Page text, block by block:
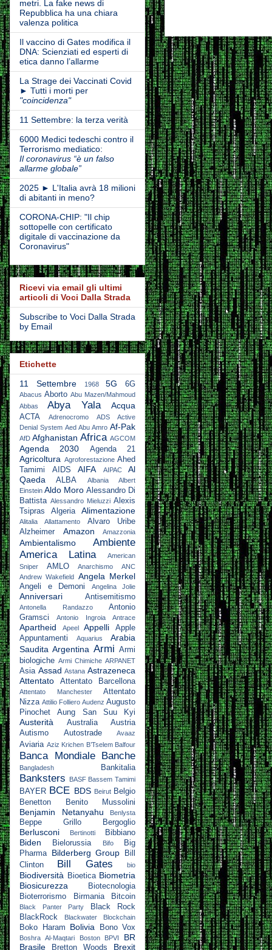
metri. La fake news di
Repubblica ha una chiara
valenza politica
Il vaccino di Gates modifica il
DNA: Scienziati ed esperti di
etica danno l’allarme
La Strage dei Vaccinati Covid
► Tutti i morti per
"coincidenza"
11 Settembre: la terza verità
6000 Medici tedeschi contro il
Terrorismo mediatico:
Il coronavirus “è un falso
allarme globale”
2025 ► L'Italia avrà 18 milioni
di abitanti in meno?
CORONA-CHIP: "Il chip
sottopelle con certificato
digitale di vaccinazione da
Coronavirus"
Ricevi via email gli ultimi
articoli di Voci Dalla Strada
Subscribe to Voci Dalla Strada
by Email
Etichette
11 Settembre
1968 5G 6G
Abacus Aborto Abu Mazen/Mahmoud
Abbas
Abya Yala Acqua
ACTA Adrenocromo
ADS Active
Denial System Aed Abu Amro Af-Pak
AfD Afghanistan Africa AGCOM
Agenda 2030 Agenda 21
Agricoltura Agroforestazione Ahed
Tamimi
AIDS AIFA AIPAC
Al
Qaeda
ALBA Albania
Albert
Einstein Aldo Moro Alessandro Di
Battista Alessandro Mieluzzi Alexis
Tsipras
Algeria Alimentazione
Alitalia Allattamento
Alvaro Uribe
Alzheimer
Amazon Amazzonia
Ambientalismo
Ambiente
America Latina
American
Sniper
AMLO Anarchismo
ANC
Andrew Wakefield Angela Merkel
Angeli e Demoni Angelina Jolie
Anniversari Antisemitismo
Antonella Randazzo
Antonio
Gramsci
Antonio Ingroia Antrace
Apartheid Apeel Appelli
Apple
Appuntamenti
Aquarius
Arabia
Saudita Argentina Armi Armi
biologiche Armi Chimiche ARPANET
Asia Assad Astana Astrazeneca
Attentato
Attentato Barcellona
Attentato Manchester
Attentato
Nizza Attilio Folliero Audenz Augusto
Pinochet
Aung San Suu Kyi
Austerità Australia
Austria
Autismo
Autostrade Avaaz
Aviaria Aziz Krichen B’Tselem Balfour
Banca Mondiale Banche
Bangladesh Bankitalia
Banksters BASF Bassem Tamimi
BAYER BCE BDS Beirut Belgio
Benetton
Benito Mussolini
Benjamin Netanyahu Benlysta
Beppe Grillo Bergoglio
Berlusconi Bertinotti Bibbiano
Biden Bielorussia Bifo
Big
Pharma
Bilderberg Group
Bill
Clinton
Bill Gates bio
Biodiversità Bioetica Biometria
Biosicurezza
Biotecnologia
Bioterrorismo
Birmania Bitcoin
Black Panter Party
Black Rock
BlackRock
Blackwater Blockchain
Boko Haram Bolivia Bono Vox
Boshra Al-Maqtari Boston BPVI
BR
Brasile
Bretton Woods Brexit